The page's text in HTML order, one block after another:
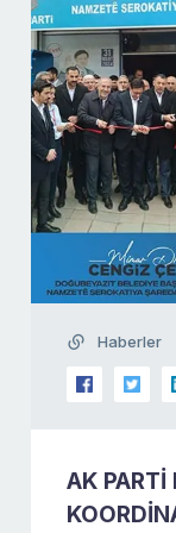
Haberler
AK PARTİ